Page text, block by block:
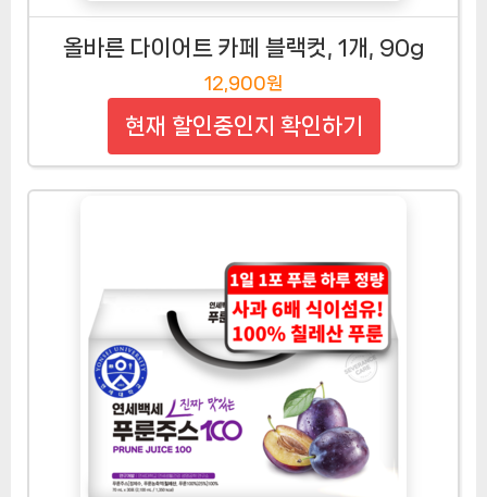
올바른 다이어트 카페 블랙컷, 1개, 90g
12,900원
현재 할인중인지 확인하기